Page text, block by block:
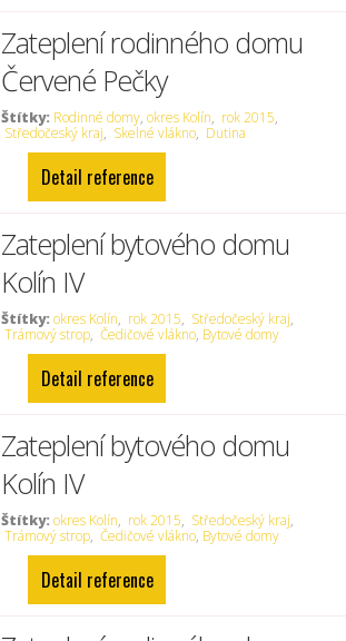
Zateplení rodinného domu
Červené Pečky
Štítky: Rodinné domy,okres Kolín, rok 2015,
Středočeský kraj, Skelné vlákno, Dutina
Detail reference
Zateplení bytového domu
Kolín IV
Štítky: okres Kolín, rok 2015, Středočeský kraj,
Trámový strop, Čedičové vlákno, Bytové domy
Detail reference
Zateplení bytového domu
Kolín IV
Štítky: okres Kolín, rok 2015, Středočeský kraj,
Trámový strop, Čedičové vlákno, Bytové domy
Detail reference